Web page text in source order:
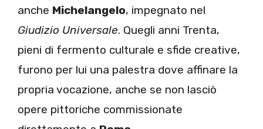
anche Michelangelo, impegnato nel
Giudizio Universale. Quegli anni Trenta,
pieni di fermento culturale e sfide creative,
furono per lui una palestra dove affinare la
propria vocazione, anche se non lasciò
opere pittoriche commissionate